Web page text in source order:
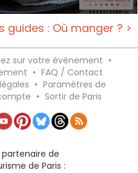
guides : Où manger ? >
sur votre événement •
• FAQ / Contact
• Paramètres de
• Sortir de Paris
partenaire de
de Paris :